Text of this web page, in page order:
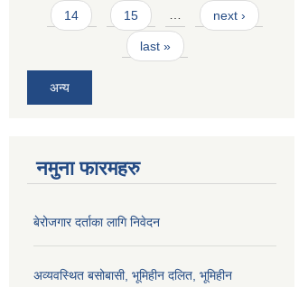
14 15 … next ›
last »
अन्य
नमुना फारमहरु
बेरोजगार दर्ताका लागि निवेदन
अव्यवस्थित बसोबासी, भूमिहीन दलित, भूमिहीन